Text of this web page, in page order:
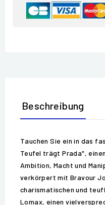
Beschreibung
Tauchen Sie ein in das
Teufel trägt Prada",
Ambition, Macht und
verkörpert mit Bravour
charismatischen und
Lomax, einen